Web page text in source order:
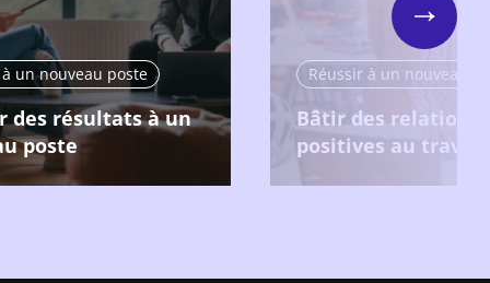
un nouveau poste
des résultats à un
poste
Réussir à un nouveau
Bâtir des relations
positives au travail
Next